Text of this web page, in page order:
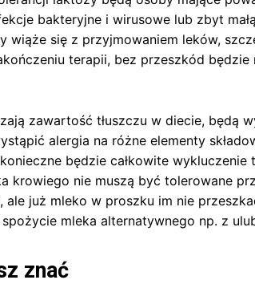
bakteryjne i wirusowe lub zbyt
wiąże się z przyjmowaniem leków,
terapii, bez przeszkód
zawartość tłuszczu w diecie, będą
alergia na różne elementy
będzie całkowite wykluczenie
krowiego nie muszą być tolerowane
już mleko w proszku im nie
mleka alternatywnego np. z
znać